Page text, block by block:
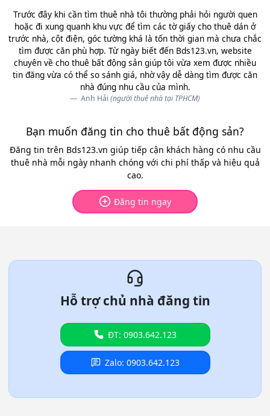
Trước đây khi cần tìm thuê nhà tôi thường phải hỏi người quen
hoặc đi xung quanh khu vực để tìm các tờ giấy cho thuê dán ở
trước nhà, cột điện, góc tường khá là tốn thời gian mà chưa chắc
tìm được căn phù hợp. Từ ngày biết đến Bds123.vn, website
chuyên về cho thuê bất động sản giúp tôi vừa xem được nhiều
tin đăng vừa có thể so sánh giá, nhờ vậy dễ dàng tìm được căn
nhà đúng nhu cầu của mình.
Anh Hải (người thuê nhà tại TPHCM)
Bạn muốn đăng tin cho thuê bất động sản?
Đăng tin trên Bds123.vn giúp tiếp cận khách hàng có nhu cầu
thuê nhà mỗi ngày nhanh chóng với chi phí thấp và hiệu quả
cao.
Đăng tin ngay
Hỗ trợ chủ nhà đăng tin
ĐT: 0903.642.123
Zalo: 0903.642.123